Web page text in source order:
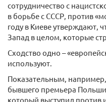
сотрудничество с
в борьбе с СССР, против
году в Киеве утверждают,
Запад в целом, которые
Сходство одно –
используют.
Показательным,
бывшего премьера
который выступил